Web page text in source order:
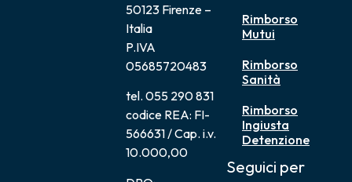
50123 Firenze –
Italia
P.IVA
05685720483
tel. 055 290 831
codice REA: FI-
566631 / Cap. i.v.
10.000,00
Rimborso
Mutui
Rimborso
Sanità
Rimborso
Ingiusta
Detenzione
Seguici per